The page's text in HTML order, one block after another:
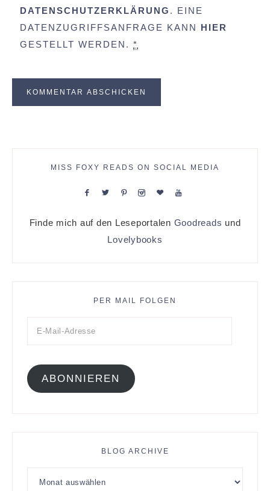
DATENSCHUTZERKLÄRUNG . EINE
DATENZUGRIFFSANFRAGE KANN HIER
GESTELLT WERDEN. *
MISS FOXY READS ON SOCIAL MEDIA
Finde mich auf den Leseportalen Goodreads und
Lovelybooks
PER MAIL FOLGEN
ABONNIEREN
BLOG ARCHIVE